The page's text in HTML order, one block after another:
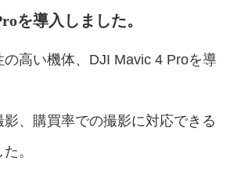
を導入しました。
の高い機体、DJI Mavic 4 Proを導
影、購買率での撮影に対応できる
。